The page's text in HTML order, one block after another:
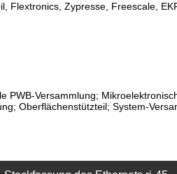
Flextronics, Zypresse, Freescale, EKF
PWB-Versammlung;
Oberflächenstützteil; System-